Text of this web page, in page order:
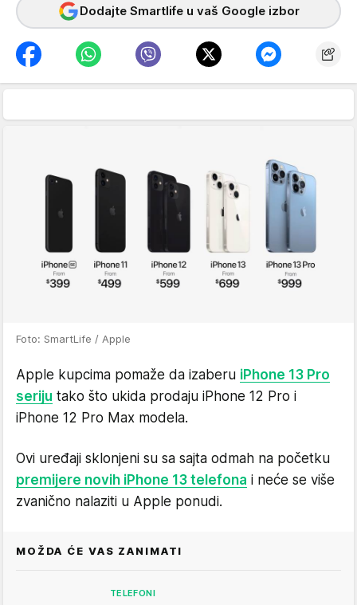
Dodajte Smartlife u vaš Google izbor
Foto: SmartLife / Apple
Apple kupcima pomaže da izaberu iPhone 13 Pro
seriju tako što ukida prodaju iPhone 12 Pro i
iPhone 12 Pro Max modela.
Ovi uređaji sklonjeni su sa sajta odmah na početku
premijere novih iPhone 13 telefona i neće se više
zvanično nalaziti u Apple ponudi.
MOŽDA ĆE VAS ZANIMATI
TELEFONI